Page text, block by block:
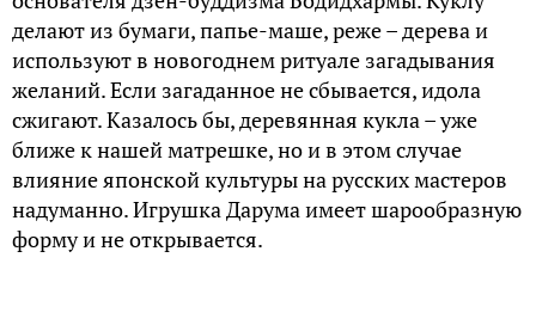
делают из бумаги, папье-маше, реже – дерева и
используют в новогоднем ритуале загадывания
желаний. Если загаданное не сбывается, идола
сжигают. Казалось бы, деревянная кукла – уже
ближе к нашей матрешке, но и в этом случае
влияние японской культуры на русских мастеров
надуманно. Игрушка Дарума имеет шарообразную
форму и не открывается.